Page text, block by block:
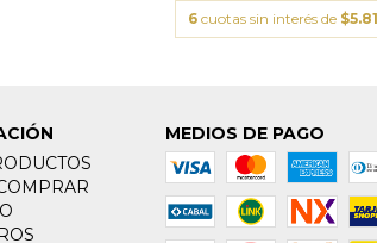
6 cuotas sin interés de
MEDIOS DE PAGO